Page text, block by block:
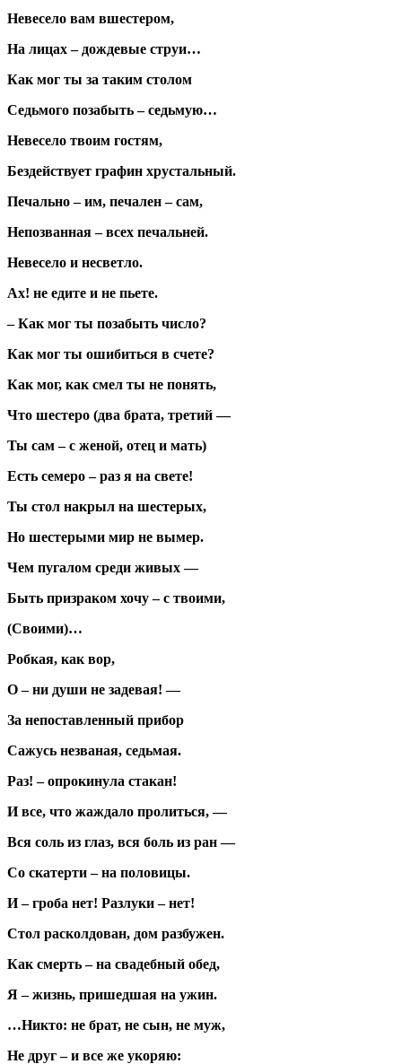
Невесело вам вшестером,
На лицах – дождевые струи…
Как мог ты за таким столом
Седьмого позабыть – седьмую…
Невесело твоим гостям,
Бездействует графин хрустальный.
Печально – им, печален – сам,
Непозванная – всех печальней.
Невесело и несветло.
Ах! не едите и не пьете.
– Как мог ты позабыть число?
Как мог ты ошибиться в счете?
Как мог, как смел ты не понять,
Что шестеро (два брата, третий —
Ты сам – с женой, отец и мать)
Есть семеро – раз я на свете!
Ты стол накрыл на шестерых,
Но шестерыми мир не вымер.
Чем пугалом среди живых —
Быть призраком хочу – с твоими,
(Своими)…
Робкая, как вор,
О – ни души не задевая! —
За непоставленный прибор
Сажусь незваная, седьмая.
Раз! – опрокинула стакан!
И все, что жаждало пролиться, —
Вся соль из глаз, вся боль из ран —
Со скатерти – на половицы.
И – гроба нет! Разлуки – нет!
Стол расколдован, дом разбужен.
Как смерть – на свадебный обед,
Я – жизнь, пришедшая на ужин.
…Никто: не брат, не сын, не муж,
Не друг – и все же укоряю: